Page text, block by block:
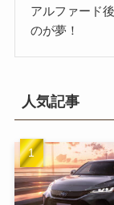
アルファード
のが夢！
人気記事